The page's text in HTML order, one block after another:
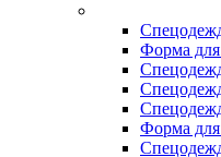
Форма
Форма для